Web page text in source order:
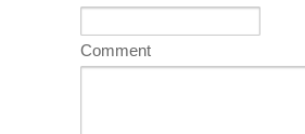
Comment